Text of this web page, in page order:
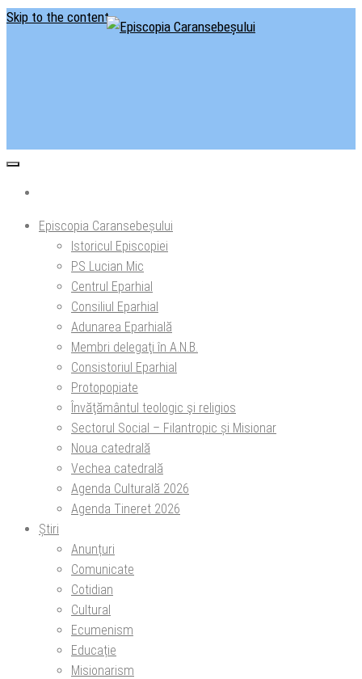
Skip to the content
Episcopia Caransebeșului
Istoricul Episcopiei
PS Lucian Mic
Centrul Eparhial
Consiliul Eparhial
Adunarea Eparhială
Membri delegaţi în A.N.B.
Consistoriul Eparhial
Protopopiate
Învăţământul teologic şi religios
Sectorul Social – Filantropic și Misionar
Noua catedrală
Vechea catedrală
Agenda Culturală 2026
Agenda Tineret 2026
Știri
Anunțuri
Comunicate
Cotidian
Cultural
Ecumenism
Educație
Misionarism